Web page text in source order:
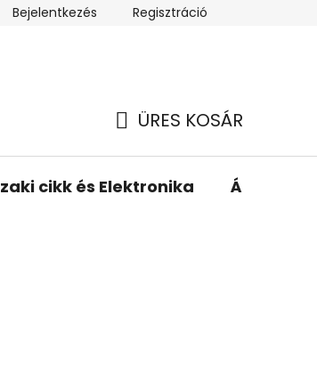
Bejelentkezés Regisztráció
ÜRES KOSÁR
cikk és Elektronika